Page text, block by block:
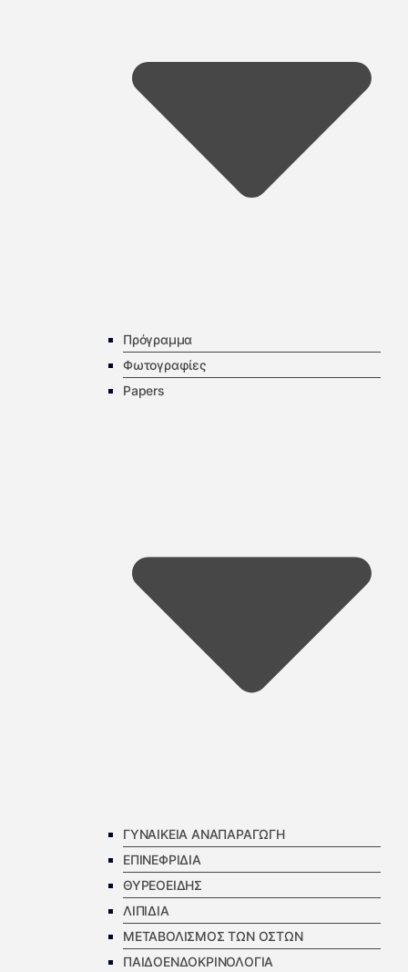
Πρόγραμμα
Φωτογραφίες
Papers
ΓΥΝΑΙΚΕΙΑ ΑΝΑΠΑΡΑΓΩΓΗ
ΕΠΙΝΕΦΡΙΔΙΑ
ΘΥΡΕΟΕΙΔΗΣ
ΛΙΠΙΔΙΑ
ΜΕΤΑΒΟΛΙΣΜΟΣ ΤΩΝ ΟΣΤΩΝ
ΠΑΙΔΟΕΝΔΟΚΡΙΝΟΛΟΓΙΑ